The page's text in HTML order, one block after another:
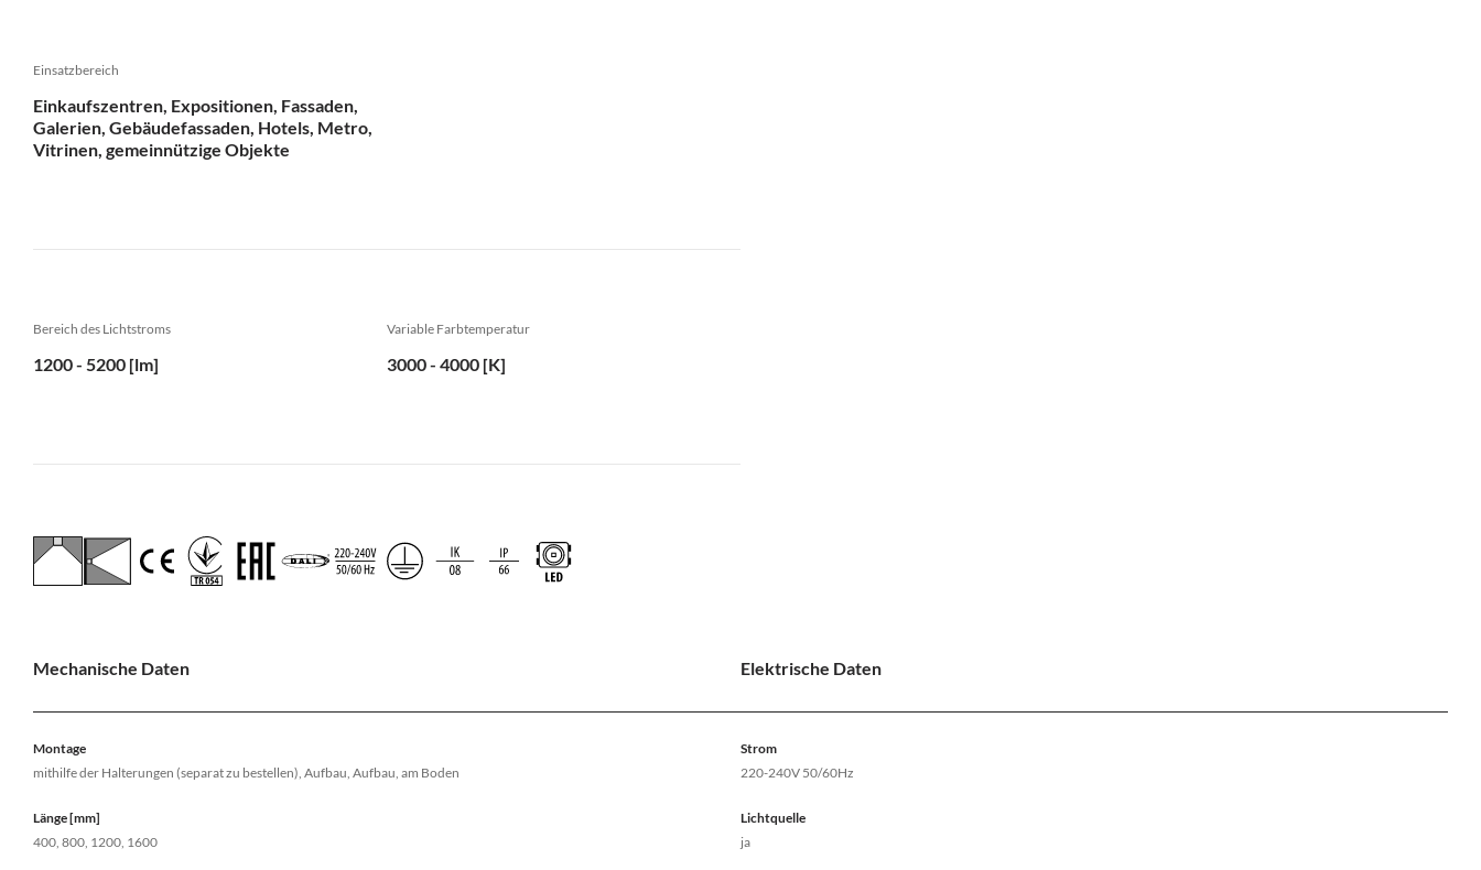
Einsatzbereich
Einkaufszentren, Expositionen, Fassaden,
Galerien, Gebäudefassaden, Hotels, Metro,
Vitrinen, gemeinnützige Objekte
Bereich des Lichtstroms
1200 - 5200 [lm]
Variable Farbtemperatur
3000 - 4000 [K]
Mechanische Daten
Montage
mithilfe der Halterungen (separat zu bestellen), Aufbau, Aufbau, am Boden
Länge [mm]
400, 800, 1200, 1600
Elektrische Daten
Strom
220-240V 50/60Hz
Lichtquelle
ja